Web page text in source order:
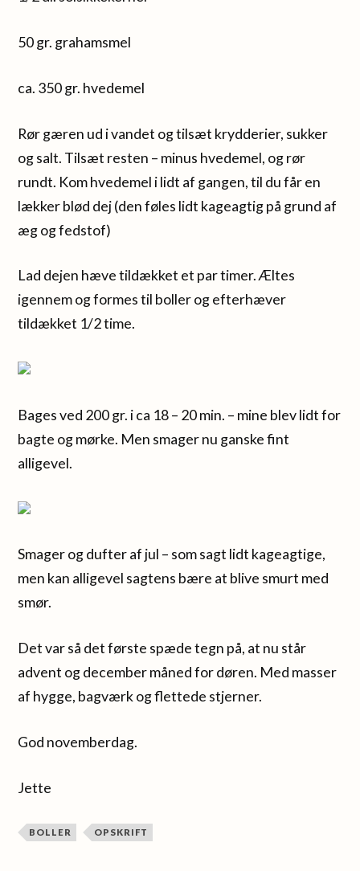
50 gr. grahamsmel
ca. 350 gr. hvedemel
Rør gæren ud i vandet og tilsæt krydderier, sukker
og salt. Tilsæt resten – minus hvedemel, og rør
rundt. Kom hvedemel i lidt af gangen, til du får en
lækker blød dej (den føles lidt kageagtig på grund af
æg og fedstof)
Lad dejen hæve tildækket et par timer. Æltes
igennem og formes til boller og efterhæver
tildækket 1/2 time.
Bages ved 200 gr. i ca 18 – 20 min. – mine blev lidt for
bagte og mørke. Men smager nu ganske fint
alligevel.
Smager og dufter af jul – som sagt lidt kageagtige,
men kan alligevel sagtens bære at blive smurt med
smør.
Det var så det første spæde tegn på, at nu står
advent og december måned for døren. Med masser
af hygge, bagværk og flettede stjerner.
God novemberdag.
Jette
BOLLER OPSKRIFT